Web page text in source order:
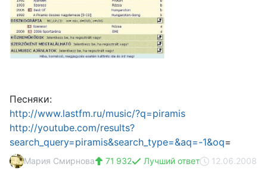
Песняки:
http://www.lastfm.ru/music/?q=piramis
http://youtube.com/results?
search_query=piramis&search_type=&aq=-1&oq=
Мария Смирнова 71 932 Лучший ответ 12.06.2008